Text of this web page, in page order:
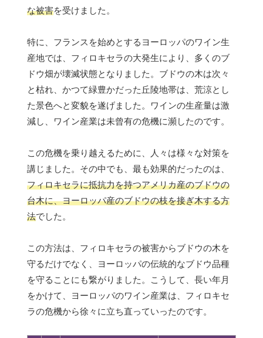
な被害を受けました。
特に、フランスを始めとするヨーロッパのワイン生
産地では、フィロキセラの大発生により、多くのブ
ドウ畑が壊滅状態となりました。ブドウの木は次々
と枯れ、かつて緑豊かだった丘陵地帯は、荒涼とし
た景色へと変貌を遂げました。ワインの生産量は激
減し、ワイン産業は未曾有の危機に瀕したのです。
この危機を乗り越えるために、人々は様々な対策を
講じました。その中でも、最も効果的だったのは、
フィロキセラに抵抗力を持つアメリカ産のブドウの
台木に、ヨーロッパ産のブドウの枝を接ぎ木する方
法でした。
この方法は、フィロキセラの被害からブドウの木を
守るだけでなく、ヨーロッパの伝統的なブドウ品種
を守ることにも繋がりました。こうして、長い年月
をかけて、ヨーロッパのワイン産業は、フィロキセ
ラの危機から徐々に立ち直っていったのです。